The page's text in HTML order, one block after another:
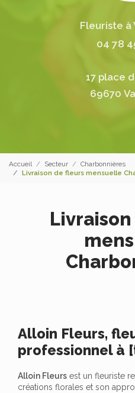
Fleuriste à
04 78
17 place
69670
Accueil Secteur
Charbonnières
Livraison de fleurs mensuelle
Alloin Fleurs,
professionnel à
Alloin Fleurs est un fleuriste
créations florales et son